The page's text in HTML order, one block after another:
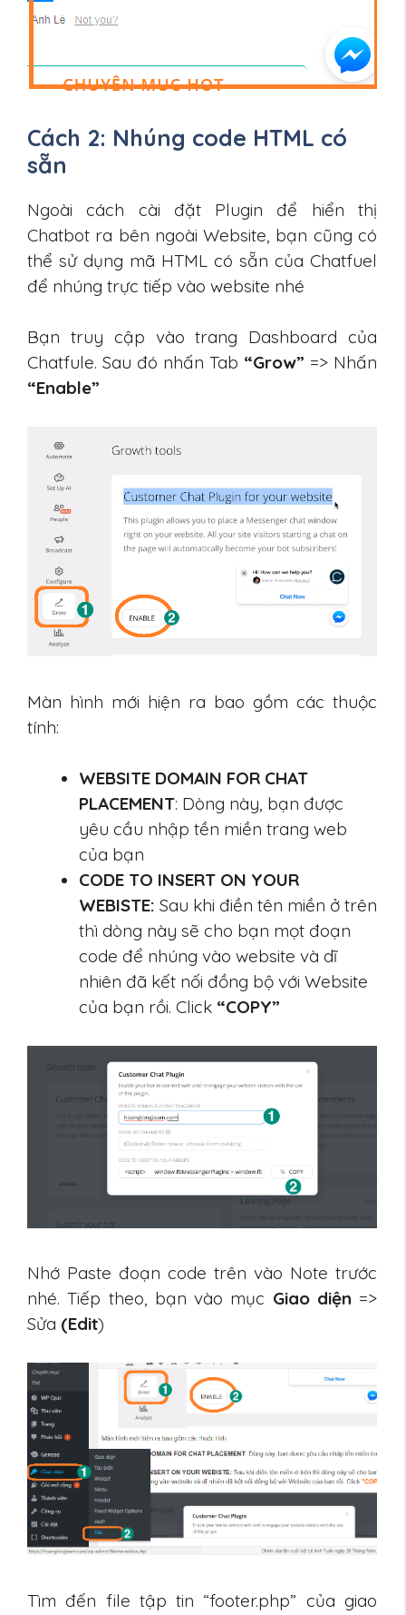
Cách 2: Nhúng code HTML có
sẵn
Ngoài cách cài đặt Plugin để hiển thị
Chatbot ra bên ngoài Website, bạn cũng có
thể sử dụng mã HTML có sẵn của Chatfuel
để nhúng trực tiếp vào website nhé
Bạn truy cập vào trang Dashboard của
Chatfule. Sau đó nhấn Tab “Grow” => Nhấn
“Enable”
Màn hình mới hiện ra bao gồm các thuộc
tính:
WEBSITE DOMAIN FOR CHAT
PLACEMENT: Dòng này, bạn được
yêu cầu nhập tền miền trang web
của bạn
CODE TO INSERT ON YOUR
WEBISTE: Sau khi điền tên miền ở trên
thì dòng này sẽ cho bạn mọt đoạn
code để nhúng vào website và dĩ
nhiên đã kết nối đồng bộ với Website
của bạn rồi. Click “COPY”
Nhớ Paste đoạn code trên vào Note trước
nhé. Tiếp theo, bạn vào mục Giao diện =>
Sửa (Edit)
Tìm đến file tập tin “footer.php” của giao